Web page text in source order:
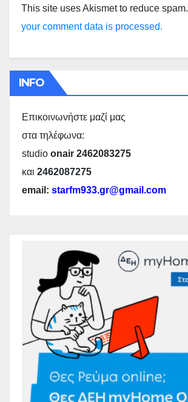
This site uses Akismet to reduce spam.
your comment data is processed.
INFO
Επικοινωνήστε μαζί μας
στα τηλέφωνα:
studio onair 2462083275
και 2462087275
email: starfm933.gr@gmail.com